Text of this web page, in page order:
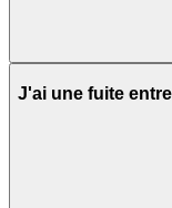
J'ai une fuite